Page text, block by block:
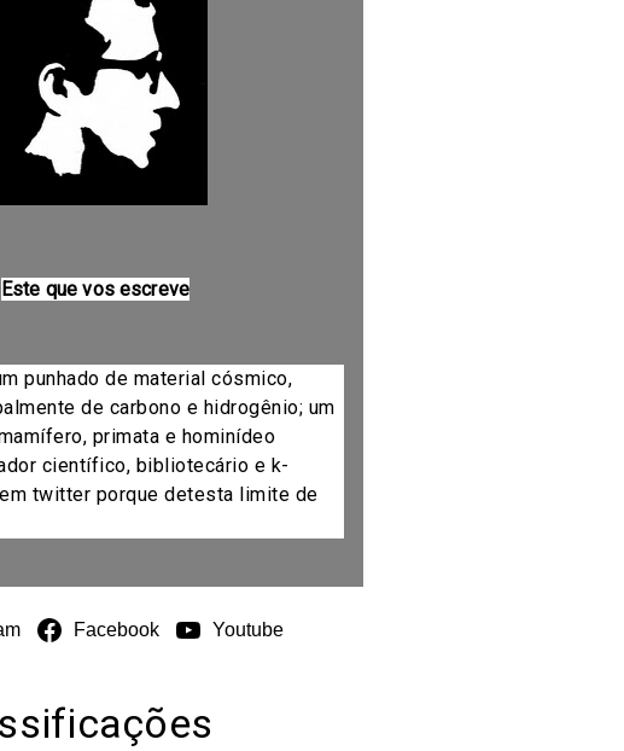
Este que vos escreve
punhado de material cósmico,
de carbono e hidrogênio; um
primata e hominídeo
científico, bibliotecário e k-
twitter porque detesta limite de
Facebook Youtube